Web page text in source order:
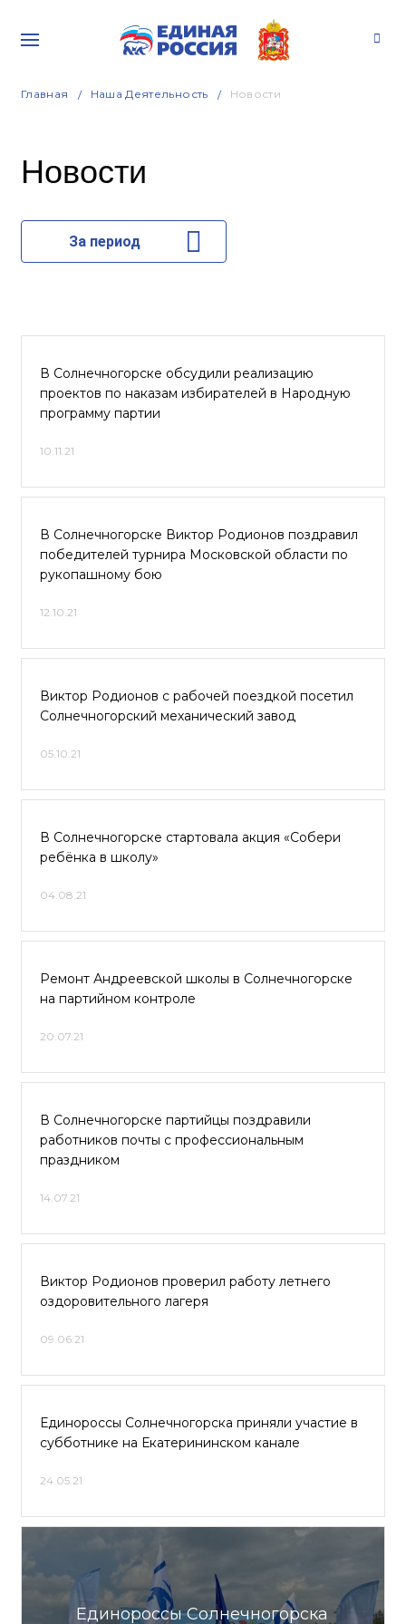
Главная Наша Деятельность Новости
Новости
За период
В Солнечногорске обсудили реализацию
проектов по наказам избирателей в Народную
программу партии
10.11.21
В Солнечногорске Виктор Родионов поздравил
победителей турнира Московской области по
рукопашному бою
12.10.21
Виктор Родионов с рабочей поездкой посетил
Солнечногорский механический завод
05.10.21
В Солнечногорске стартовала акция «Собери
ребёнка в школу»
04.08.21
Ремонт Андреевской школы в Солнечногорске
на партийном контроле
20.07.21
В Солнечногорске партийцы поздравили
работников почты с профессиональным
праздником
14.07.21
Виктор Родионов проверил работу летнего
оздоровительного лагеря
09.06.21
Единороссы Солнечногорска приняли участие в
субботнике на Екатерининском канале
24.05.21
Единороссы Солнечногорска